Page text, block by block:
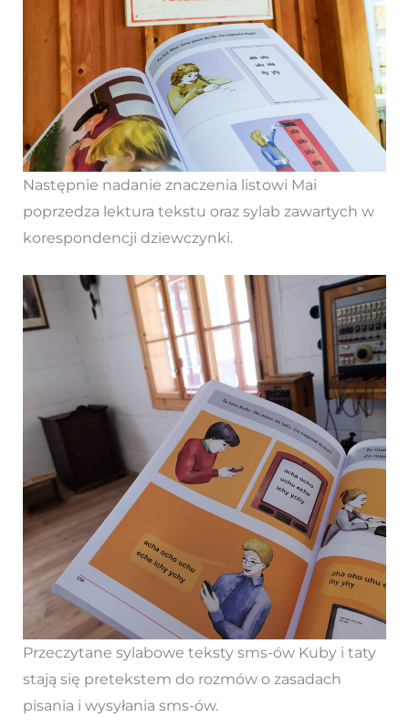
Następnie nadanie znaczenia listowi Mai
poprzedza lektura tekstu oraz sylab zawartych w
korespondencji dziewczynki.
Przeczytane sylabowe teksty sms-ów Kuby i taty
stają się pretekstem do rozmów o zasadach
pisania i wysyłania sms-ów.